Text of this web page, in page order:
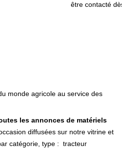
être contacté
monde agricole au service des
les annonces de matériels
diffusées sur notre vitrine et
catégorie, type : tracteur